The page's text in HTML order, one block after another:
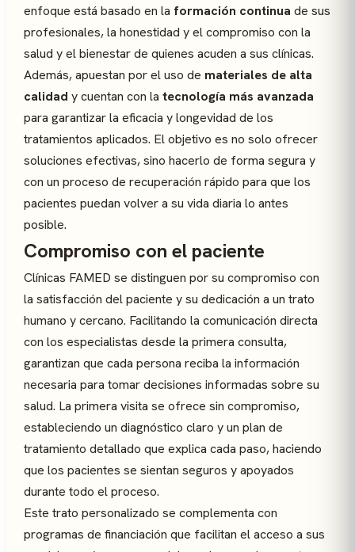
enfoque está basado en la formación continua de sus
profesionales, la honestidad y el compromiso con la
salud y el bienestar de quienes acuden a sus clínicas.
Además, apuestan por el uso de materiales de alta
calidad y cuentan con la tecnología más avanzada
para garantizar la eficacia y longevidad de los
tratamientos aplicados. El objetivo es no solo ofrecer
soluciones efectivas, sino hacerlo de forma segura y
con un proceso de recuperación rápido para que los
pacientes puedan volver a su vida diaria lo antes
posible.
Compromiso con el paciente
Clínicas FAMED se distinguen por su compromiso con
la satisfacción del paciente y su dedicación a un trato
humano y cercano. Facilitando la comunicación directa
con los especialistas desde la primera consulta,
garantizan que cada persona reciba la información
necesaria para tomar decisiones informadas sobre su
salud. La primera visita se ofrece sin compromiso,
estableciendo un diagnóstico claro y un plan de
tratamiento detallado que explica cada paso, haciendo
que los pacientes se sientan seguros y apoyados
durante todo el proceso.
Este trato personalizado se complementa con
programas de financiación que facilitan el acceso a sus